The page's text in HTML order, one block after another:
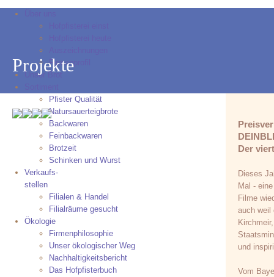
Firmenprofil
Unser Brot
Pfister Qualität
Natursauerteigbrote
Backwaren
Feinbackwaren
Brotzeit
Schinken und Wurst
Verkaufs-
stellen
Filialen & Handel
Filialräume gesucht
Ökologie
Firmenphilosophie
Unser ökologischer Weg
Nachhaltigkeitsbericht
Das Hofpfisterbuch
Projekte
Der
Dieses
Mal -
Filme
auch weil
und
Vom